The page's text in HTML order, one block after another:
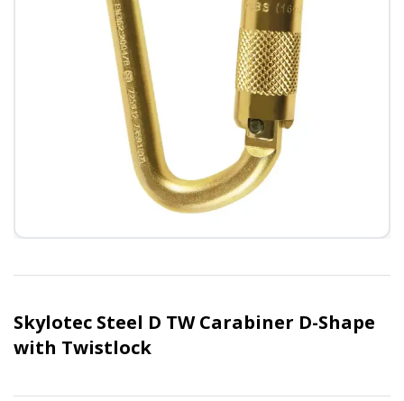
Remember me
Lost password?
Or login with
Skylotec Steel D TW Carabiner D-Shape
with Twistlock